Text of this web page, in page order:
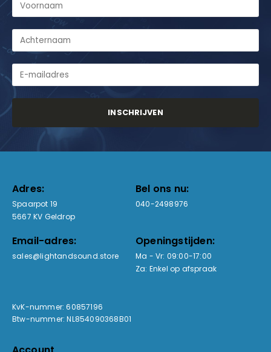
Adres:
Spaarpot 19
5667 KV Geldrop
Bel ons nu:
040-2498976
Email-adres:
sales@lightandsound.store
Openingstijden:
Ma - Vr: 09:00-17:00
Za: Enkel op afspraak
KvK-nummer: 60857196
Btw-nummer: NL854090368B01